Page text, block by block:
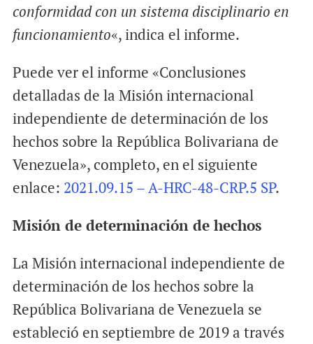
conformidad con un sistema disciplinario en
funcionamiento«, indica el informe.
Puede ver el informe «Conclusiones
detalladas de la Misión internacional
independiente de determinación de los
hechos sobre la República Bolivariana de
Venezuela», completo, en el siguiente
enlace: 2021.09.15 – A-HRC-48-CRP.5 SP.
Misión de determinación de hechos
La Misión internacional independiente de
determinación de los hechos sobre la
República Bolivariana de Venezuela se
estableció en septiembre de 2019 a través